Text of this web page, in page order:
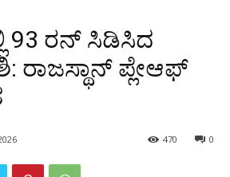
93 ರನ್‌ ಸಿಡಿಸಿದ
ಪ್ಲೇಆಫ್‌
0
470